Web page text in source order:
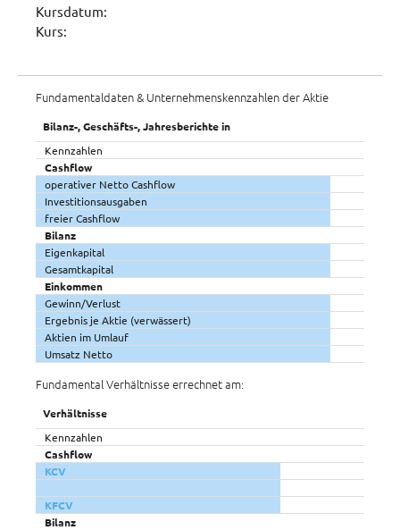
Kursdatum:
Kurs:
Fundamentaldaten & Unternehmenskennzahlen der Aktie
Bilanz-, Geschäfts-, Jahresberichte in
Kennzahlen
Cashflow
operativer Netto Cashflow
Investitionsausgaben
freier Cashflow
Bilanz
Eigenkapital
Gesamtkapital
Einkommen
Gewinn/Verlust
Ergebnis je Aktie (verwässert)
Aktien im Umlauf
Umsatz Netto
Fundamental Verhältnisse errechnet am:
Verhältnisse
Kennzahlen
Cashflow
KCV
KFCV
Bilanz